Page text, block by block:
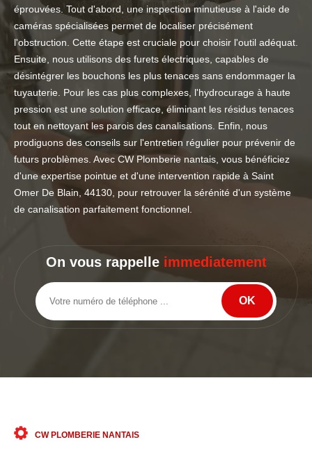
éprouvées. Tout d'abord, une inspection minutieuse à l'aide de
caméras spécialisées permet de localiser précisément
l'obstruction. Cette étape est cruciale pour choisir l'outil adéquat.
Ensuite, nous utilisons des furets électriques, capables de
désintégrer les bouchons les plus tenaces sans endommager la
tuyauterie. Pour les cas plus complexes, l'hydrocurage à haute
pression est une solution efficace, éliminant les résidus tenaces
tout en nettoyant les parois des canalisations. Enfin, nous
prodiguons des conseils sur l'entretien régulier pour prévenir de
futurs problèmes. Avec CW Plomberie nantais, vous bénéficiez
d'une expertise pointue et d'une intervention rapide à Saint
Omer De Blain, 44130, pour retrouver la sérénité d'un système
de canalisation parfaitement fonctionnel.
On vous rappelle immediatement
CW PLOMBERIE NANTAIS